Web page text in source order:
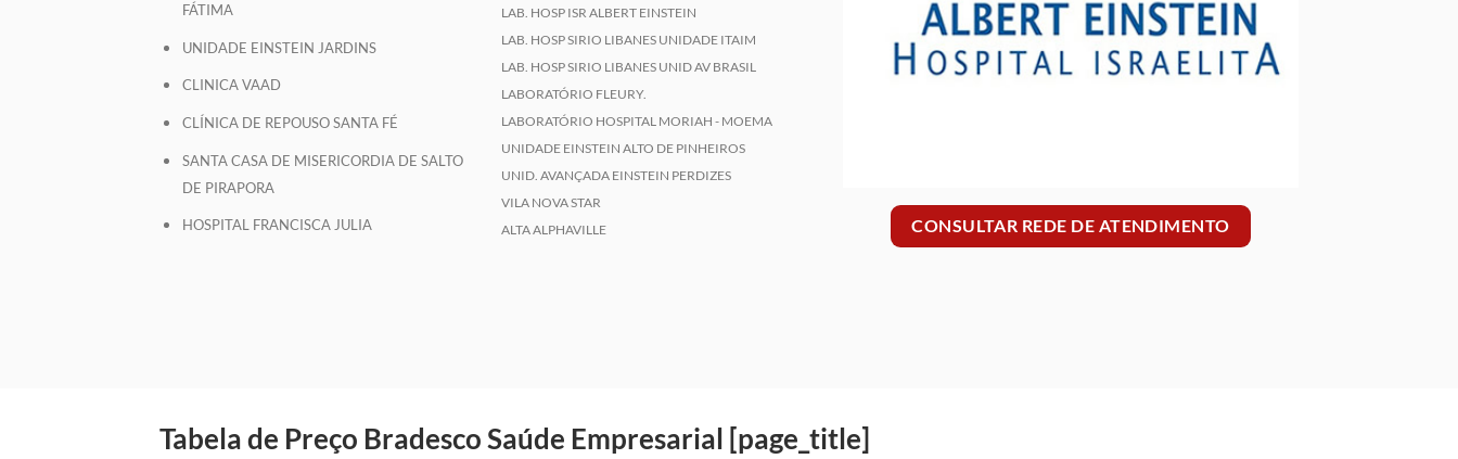
FÁTIMA
UNIDADE EINSTEIN JARDINS
CLINICA VAAD
CLÍNICA DE REPOUSO SANTA FÉ
SANTA CASA DE MISERICORDIA DE SALTO
DE PIRAPORA
HOSPITAL FRANCISCA JULIA
LAB. HOSP ISR ALBERT EINSTEIN
LAB. HOSP SIRIO LIBANES UNIDADE ITAIM
LAB. HOSP SIRIO LIBANES UNID AV BRASIL
LABORATÓRIO FLEURY.
LABORATÓRIO HOSPITAL MORIAH - MOEMA
UNIDADE EINSTEIN ALTO DE PINHEIROS
UNID. AVANÇADA EINSTEIN PERDIZES
VILA NOVA STAR
ALTA ALPHAVILLE
CONSULTAR REDE DE ATENDIMENTO
Tabela de Preço Bradesco Saúde Empresarial [page_title]